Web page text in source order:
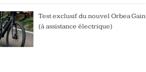
Test exclusif du nouvel Orbea Gain
(à assistance électrique)